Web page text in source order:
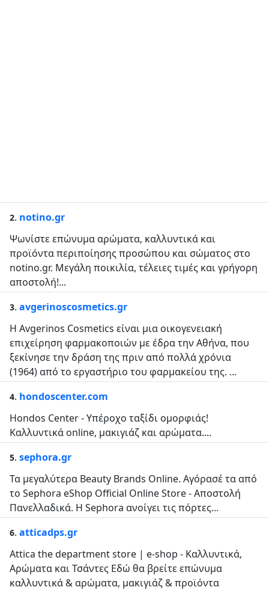
2. notino.gr
Ψωνίστε επώνυμα αρώματα, καλλυντικά και
προϊόντα περιποίησης προσώπου και σώματος στο
notino.gr. Μεγάλη ποικιλία, τέλειες τιμές και γρήγορη
αποστολή!...
3. avgerinoscosmetics.gr
Η Avgerinos Cosmetics είναι µια οικογενειακή
επιχείρηση φαρμακοποιών με έδρα την Αθήνα, που
ξεκίνησε την δράση της πριν από πολλά χρόνια
(1964) από το εργαστήριο του φαρμακείου της. ...
4. hondoscenter.com
Hondos Center - Υπέροχο ταξίδι ομορφιάς!
Καλλυντικά online, μακιγιάζ και αρώματα....
5. sephora.gr
Τα μεγαλύτερα Βeauty Βrands Οnline. Αγόρασέ τα από
το Sephora eShop Official Online Store - Αποστολή
Πανελλαδικά. Η Sephora ανοίγει τις πόρτες...
6. atticadps.gr
Attica the department store | e-shop - Καλλυντικά,
Αρώματα και Τσάντες Εδώ θα βρείτε επώνυμα
καλλυντικά & αρώματα, μακιγιάζ & προϊόντα